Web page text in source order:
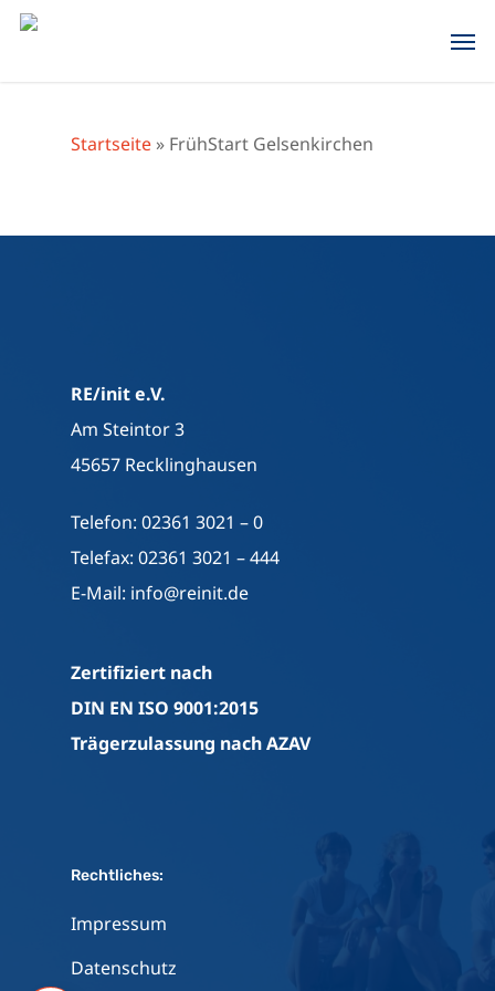
Skip
Startseite » FrühStart Gelsenkirchen
RE/init e.V.
Am Steintor 3
45657 Recklinghausen
Telefon: 02361 3021 – 0
Telefax: 02361 3021 – 444
E-Mail: info@reinit.de
Zertifiziert nach
DIN EN ISO 9001:2015
Trägerzulassung nach AZAV
Rechtliches:
Impressum
Datenschutz